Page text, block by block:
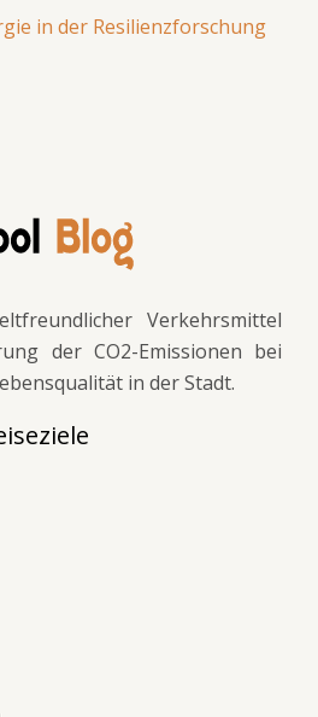
in der Resilienzforschung
Verkehrsmittel
der CO2-Emissionen bei
in der Stadt.